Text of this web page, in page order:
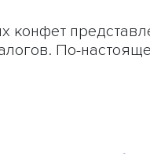
конфет
По-